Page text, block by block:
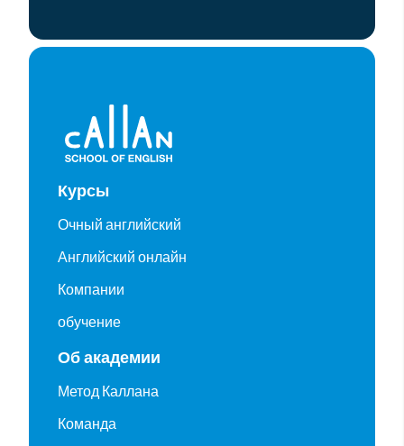
Курсы
Очный английский
Английский онлайн
Компании
обучение
Об академии
Метод Каллана
Команда